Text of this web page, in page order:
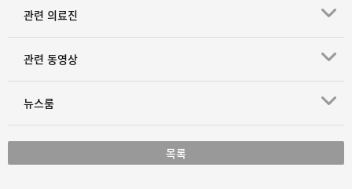
관련 의료진
관련 동영상
뉴스룸
목록